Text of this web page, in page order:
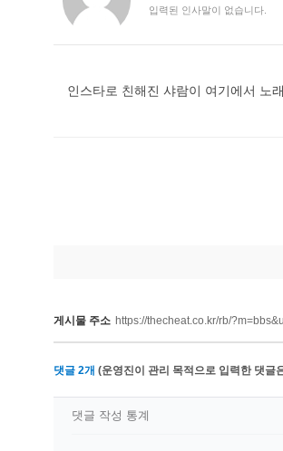
입력된 인사말이 없습니다.
인스타로 친해진 샤람이 여기에서 노
게시물 주소 https://thecheat.co.kr/rb/
댓글 2개 (운영진이 관리 목적으로 입력한 댓글
댓글 작성 통계